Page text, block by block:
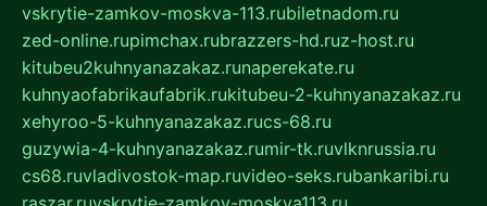
vskrytie-zamkov-moskva-113.rubiletnadom.ru
zed-online.rupimchax.rubrazzers-hd.ruz-host.ru
kitubeu2kuhnyanazakaz.runaperekate.ru
kuhnyaofabrikaufabrik.rukitubeu-2-kuhnyanazakaz.ru
xehyroo-5-kuhnyanazakaz.rucs-68.ru
guzywia-4-kuhnyanazakaz.rumir-tk.ruvlknrussia.ru
cs68.ruvladivostok-map.ruvideo-seks.rubankaribi.ru